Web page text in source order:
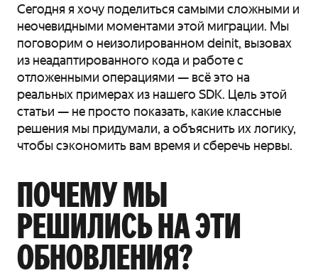
Сегодня я хочу поделиться самыми сложными и
неочевидными моментами этой миграции. Мы
поговорим о неизолированном deinit, вызовах
из неадаптированного кода и работе с
отложенными операциями — всё это на
реальных примерах из нашего SDK. Цель этой
статьи — не просто показать, какие классные
решения мы придумали, а объяснить их логику,
чтобы сэкономить вам время и сберечь нервы.
ПОЧЕМУ МЫ
РЕШИЛИСЬ НА ЭТИ
ОБНОВЛЕНИЯ?